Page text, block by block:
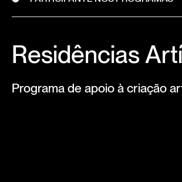
Residências
Programa de apoio à criação